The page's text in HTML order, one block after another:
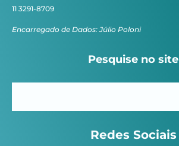
11 3291-8709
Encarregado de Dados: Júlio Poloni
Pesquise no site
Redes Sociais